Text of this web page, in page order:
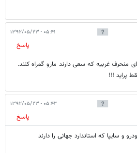
۰۵:۴۱ - ۱۳۹۲/۰۵/۲۳
پاسخ
منحرف غربیه که سعی دارند مارو گمراه کنند.
پراید !!!
۰۵:۴۳ - ۱۳۹۲/۰۵/۲۳
پاسخ
و سایپا که استاندارد جهانی را دارند